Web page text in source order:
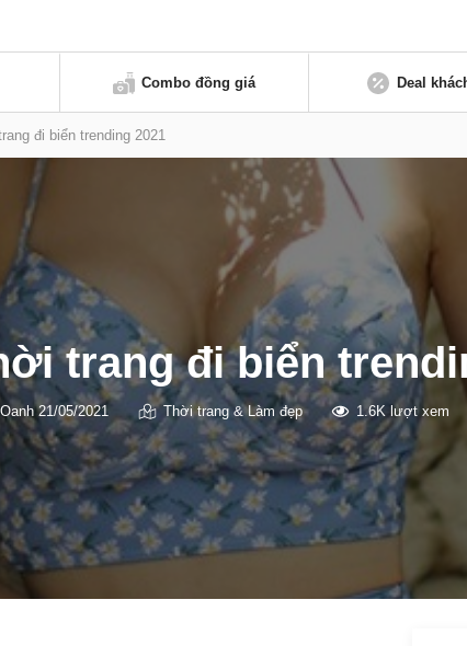
Combo đồng giá Deal
đi biển trending 2021
trang đi biển
21/05/2021 Thời trang & Làm đẹp 1.6K lượt xem